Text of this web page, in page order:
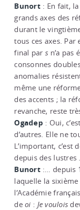
Bunort : En fait,
grands axes des
durant le
tous ces axes. Par
final par s n’a pas
consonnes
anomalies
même une
des accents ; la
revanche, reste
Ogadep : Oui,
d’autres. Elle ne
L’important, c’est
depuis des lustres
Bunort :… depuis
laquelle la
l’Académie
deoi : Je voulois